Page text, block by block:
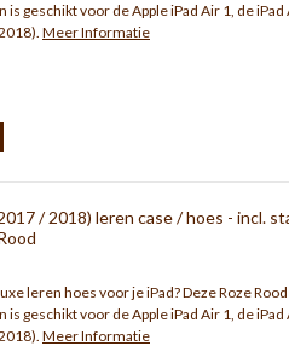
geschikt voor de Apple iPad Air 1, de iPad
Meer Informatie
/ 2018) leren case / hoes - incl.
leren hoes voor je iPad? Deze Roze
geschikt voor de Apple iPad Air 1, de iPad
Meer Informatie